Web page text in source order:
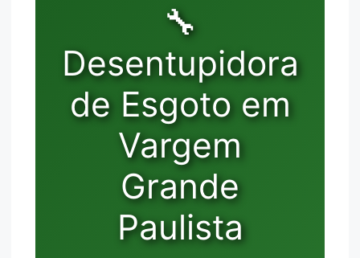
🔧
Desentupidora
de Esgoto em
Vargem
Grande
Paulista